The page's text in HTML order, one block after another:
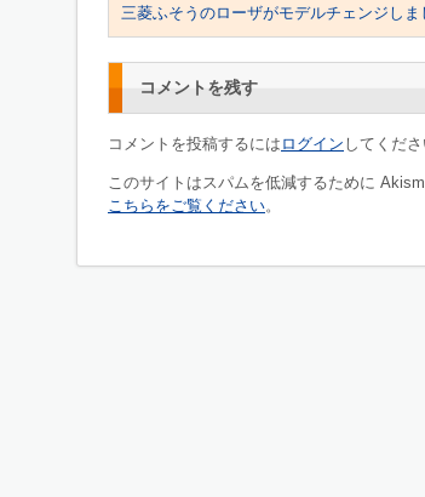
三菱ふそうのローザがモデルチェンジしま
コメントを残す
コメントを投稿するには ログイン してくださ
このサイトはスパムを低減するために
こちらをご覧ください。